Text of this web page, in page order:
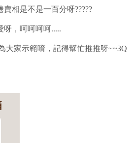
相是不是一百分呀?????
呀，呵呵呵呵.....
大家示範唷，記得幫忙推推呀~~3Q